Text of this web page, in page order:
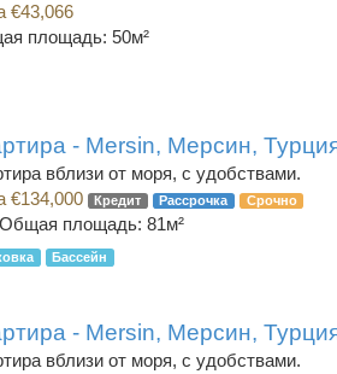
€43,066
площадь: 50м²
- Mersin, Мерсин,
вблизи от моря, с удобствами.
€134,000
Кредит Рассрочка Срочно
Общая площадь: 81м²
Бассейн
- Mersin, Мерсин,
вблизи от моря, с удобствами.